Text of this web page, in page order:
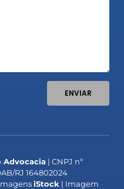
ENVIAR
Advocacia| CNPJ nº
RJ 164802024
iStock | Imagem